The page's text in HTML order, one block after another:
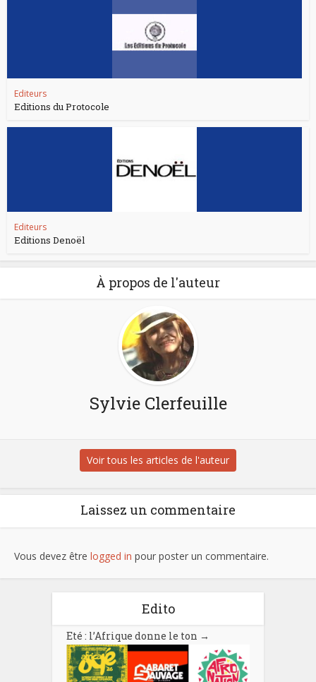
Editeurs
Editions du Protocole
Editeurs
Editions Denoël
À propos de l'auteur
Sylvie Clerfeuille
Voir tous les articles de l'auteur
Laissez un commentaire
Vous devez être logged in pour poster un commentaire.
Edito
Eté : l’Afrique donne le ton →